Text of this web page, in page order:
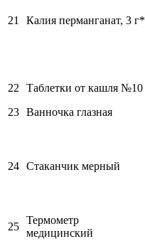
21 Калия перманганат, 3 г*
22 Таблетки от кашля №10
23 Ванночка глазная
24 Стаканчик мерный
25
Термометр
медицинский